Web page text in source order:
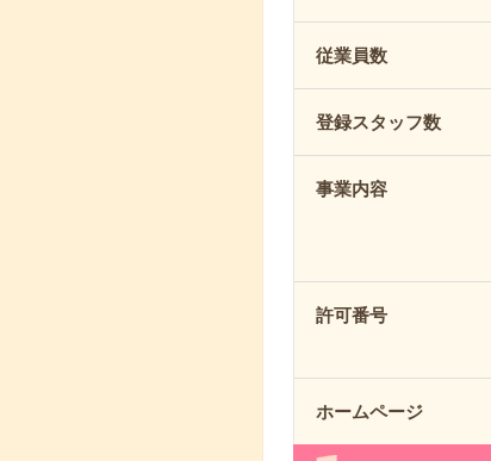
従業員数
登録スタッフ数
事業内容
許可番号
ホームページ